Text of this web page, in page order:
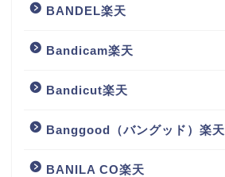
BANDEL楽天
Bandicam楽天
Bandicut楽天
Banggood（バングッド）楽天
BANILA CO楽天